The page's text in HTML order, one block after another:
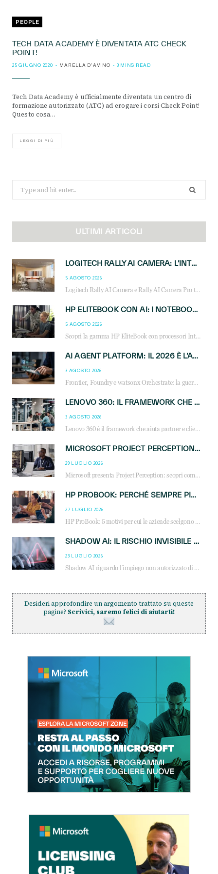
PEOPLE
TECH DATA ACADEMY È DIVENTATA ATC CHECK
POINT!
25 GIUGNO 2020 MARELLA D'AVINO 3 MINS READ
Tech Data Academy è ufficialmente diventata un centro di
formazione autorizzato (ATC) ad erogare i corsi Check Point!
Questo cosa…
LEGGI DI PIÙ
for:
ULTIMI ARTICOLI
LOGITECH RALLY AI CAMERA: L’INTELLIGENZA ARTIFICIALE ENTRA NELLE SALE RIUNIONI DI NUOVA GENERAZIONE
5 AGOSTO 2026
Logitech Rally AI Camera e Rally AI Camera Pro trasformano gli spazi di collaborazione con AI, inquadratura intelligente, multi-camera e gestione avanzata dei meeting ibridi.
HP ELITEBOOK CON AI: I NOTEBOOK BUSINESS INTELLIGENTI CHE TRASFORMANO PRODUTTIVITÀ, SICUREZZA E LAVORO IBRIDO
5 AGOSTO 2026
Scopri la gamma HP EliteBook con processori Intel® Core™ Ultra e AMD Ryzen™ AI. Notebook business progettati per aumentare la produttività, migliorare la collaborazione e garantire sicurezza avanzata in ufficio e in mobilità.
AI AGENT PLATFORM: IL 2026 È L’ANNO DEL «SISTEMA OPERATIVO» PER GLI AGENTI AZIENDALI
3 AGOSTO 2026
Frontier, Foundry e watsonx Orchestrate: la guerra delle piattaforme AI agent ridisegna il mercato IT. Cosa cambia per reseller, MSP e system integrator.
LENOVO 360: IL FRAMEWORK CHE UNISCE INNOVAZIONE, SOSTENIBILITÀ E CRESCITA DEL BUSINESS
3 AGOSTO 2026
Lenovo 360 è il framework che aiuta partner e clienti a crescere attraverso AI, sostenibilità, servizi e competenze. Scopri vantaggi, opportunità e casi d’uso.
MICROSOFT PROJECT PERCEPTION: COME GLI AGENTI AI CAMBIERANNO SOC, CYBERSECURITY E SERVIZI MSP
29 LUGLIO 2026
Microsoft presenta Project Perception: scopri come gli agenti AI possono trasformare cybersecurity, SOC e servizi gestiti degli MSP.
HP PROBOOK: PERCHÉ SEMPRE PIÙ AZIENDE SCELGONO NOTEBOOK PROGETTATI PER IL LAVORO MODERNO
27 LUGLIO 2026
HP ProBook: 5 motivi per cui le aziende scelgono i notebook business HP per migliorare produttività, sicurezza e gestione dell’AI.
SHADOW AI: IL RISCHIO INVISIBILE CHE LE AZIENDE POSSONO GOVERNARE
23 LUGLIO 2026
Shadow AI riguardo l’impiego non autorizzato di sistemi AI all’interno dell’azienda. E’ una pratica che si diffonde a partire dai dipendenti fino ai dirigenti e mette a repentaglio la cybersecurity, con costi più elevati per le organizzazioni. Due recenti report illustrano il fenomeno e forniscono dati in merito
Desideri approfondire un argomento trattato su queste
pagine? Scrivici, saremo felici di aiutarti!